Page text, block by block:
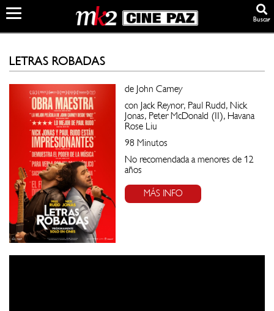
Buscar
LETRAS ROBADAS
de John Carney
con Jack Reynor, Paul Rudd, Nick
Jonas, Peter McDonald (II), Havana
Rose Liu
98 Minutos
No recomendada a menores de 12
años
MÁS INFO